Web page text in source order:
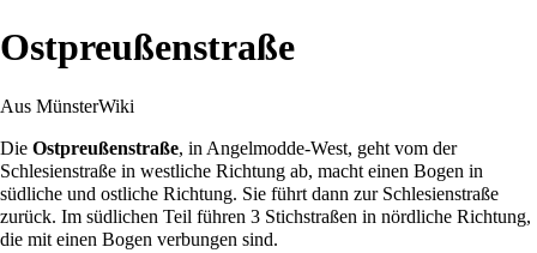
Ostpreußenstraße
Aus MünsterWiki
Die Ostpreußenstraße, in Angelmodde-West, geht vom der
Schlesienstraße in westliche Richtung ab, macht einen Bogen in
südliche und ostliche Richtung. Sie führt dann zur Schlesienstraße
zurück. Im südlichen Teil führen 3 Stichstraßen in nördliche Richtung,
die mit einen Bogen verbungen sind.